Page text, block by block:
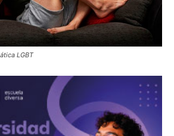
LGBT